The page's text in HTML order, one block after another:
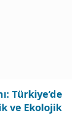
Türkiye’de
ve Ekolojik